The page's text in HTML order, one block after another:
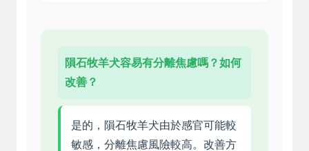
隕石牧羊犬容易有分離焦慮嗎？如何
改善？
是的，隕石牧羊犬由於感官可能較
敏感，分離焦慮風險較高。改善方